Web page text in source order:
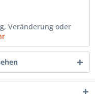
Veränderung oder